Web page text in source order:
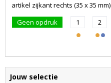
artikel zijkant rechts (35 x 35 mm)
Geen opdruk
1 2
Jouw selectie